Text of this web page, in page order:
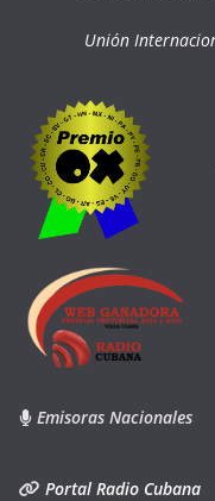
Unión
Emisoras Nacionales
Portal Radio Cubana